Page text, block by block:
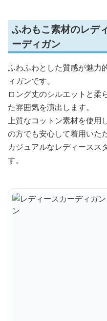
ふわもこ素材のレデ
ーディガン
ふわふわとした質感が魅力
ィガンです。
ロング丈のシルエットと柔
た雰囲気を演出します。
上質なコットン素材を使用
の方でも安心して着用いた
カジュアルなレディースス
す。